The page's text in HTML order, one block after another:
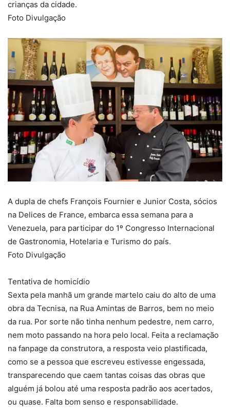
crianças da cidade.
Foto Divulgação
A dupla de chefs François Fournier e Junior Costa, sócios
na Delices de France, embarca essa semana para a
Venezuela, para participar do 1º Congresso Internacional
de Gastronomia, Hotelaria e Turismo do país.
Foto Divulgação
Tentativa de homicídio
Sexta pela manhã um grande martelo caiu do alto de uma
obra da Tecnisa, na Rua Amintas de Barros, bem no meio
da rua. Por sorte não tinha nenhum pedestre, nem carro,
nem moto passando na hora pelo local. Feita a reclamação
na fanpage da construtora, a resposta veio plastificada,
como se a pessoa que escreveu estivesse engessada,
transparecendo que caem tantas coisas das obras que
alguém já bolou até uma resposta padrão aos acertados,
ou quase. Falta bom senso e responsabilidade.